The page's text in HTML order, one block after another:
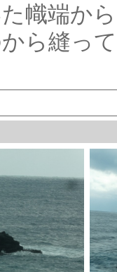
幟端か
ら縫っ